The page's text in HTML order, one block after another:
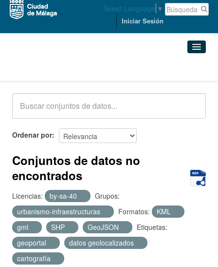
Select Language ▼
Iniciar Sesión
Acerca de
Ordenar por
Conjuntos de datos no
encontrados
Licencias: by-sa-40
Grupos:
urbanismo-infraestructuras
Formatos:
KML
gml
SHP GeoJSON
Etiquetas:
geoportal
datos geolocalizados
cartografía